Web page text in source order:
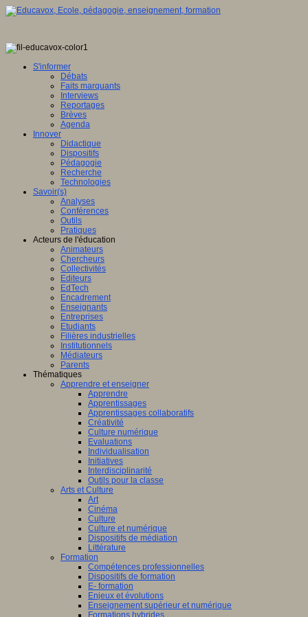
S'informer
Débats
Faits marquants
Interviews
Reportages
Brèves
Agenda
Innover
Didactique
Dispositifs
Pédagogie
Recherche
Technologies
Savoir(s)
Analyses
Conférences
Outils
Pratiques
Acteurs de l'éducation
Animateurs
Chercheurs
Collectivités
Editeurs
EdTech
Encadrement
Enseignants
Entreprises
Etudiants
Filières industrielles
Institutionnels
Médiateurs
Parents
Thématiques
Apprendre et enseigner
Apprendre
Apprentissages
Apprentissages collaboratifs
Créativité
Culture numérique
Evaluations
Individualisation
Initiatives
Interdisciplinarité
Outils pour la classe
Arts et Culture
Art
Cinéma
Culture
Culture et numérique
Dispositifs de médiation
Littérature
Formation
Compétences professionnelles
Dispositifs de formation
E- formation
Enjeux et évolutions
Enseignement supérieur et numérique
Formations hybrides